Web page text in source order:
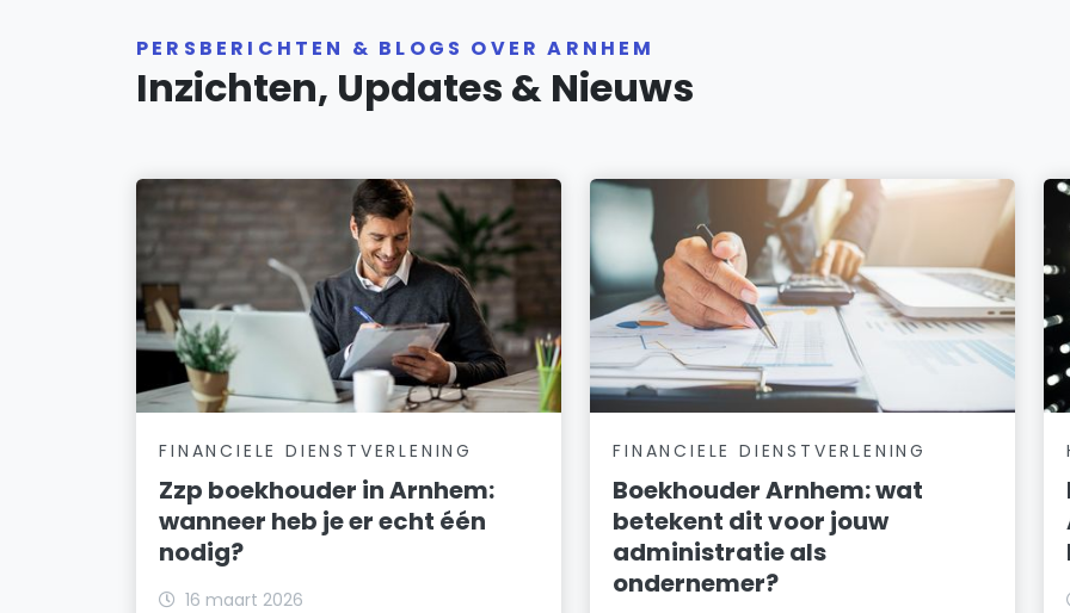
PERSBERICHTEN & BLOGS OVER ARNHEM
Inzichten, Updates & Nieuws
FINANCIELE DIENSTVERLENING
Zzp boekhouder in Arnhem:
wanneer heb je er echt één
nodig?
16 maart 2026
FINANCIELE DIENSTVERLENING
Boekhouder Arnhem: wat
betekent dit voor jouw
administratie als
ondernemer?